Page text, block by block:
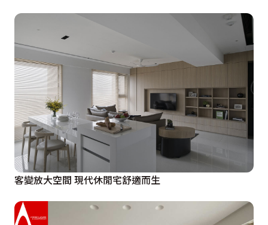
客變放大空間 現代休閒宅舒適而生